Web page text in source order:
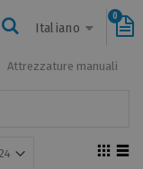
Italiano
0
Attrezzature manuali